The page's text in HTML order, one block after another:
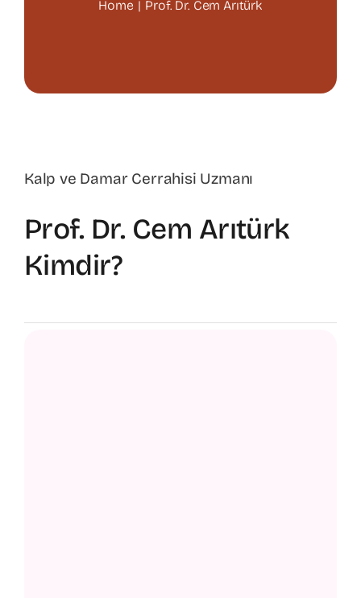
Kalp Cerrahisi
Home Prof. Dr. Cem Arıtürk
Kalp ve Damar Cerrahisi Uzmanı
Prof. Dr. Cem Arıtürk
Kimdir?